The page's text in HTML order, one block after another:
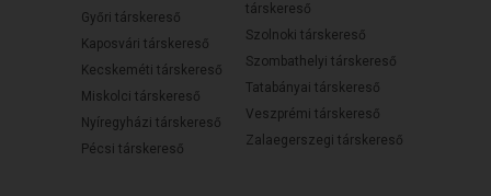
Győri társkereső
Kaposvári társkereső
Kecskeméti társkereső
Miskolci társkereső
Nyíregyházi társkereső
Pécsi társkereső
társkereső
Szolnoki társkereső
Szombathelyi társkereső
Tatabányai társkereső
Veszprémi társkereső
Zalaegerszegi társkereső